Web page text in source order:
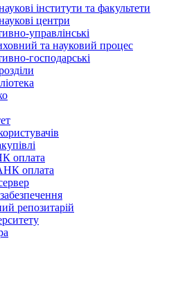
інститути та факультети
центри
управлінські
та науковий процес
господарські
оплата
оплата
репозитарій